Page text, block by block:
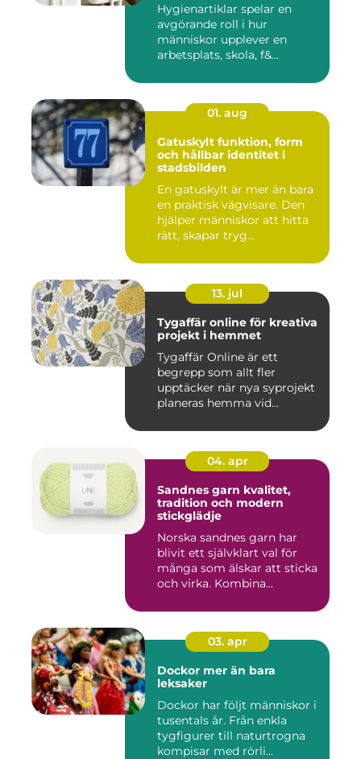
Hygienartiklar spelar en
avgörande roll i hur
människor upplever en
arbetsplats, skola, f&...
01. aug
Gatuskylt funktion, form
och hållbar identitet i
stadsbilden
En gatuskylt är mer än bara
en praktisk vägvisare. Den
hjälper människor att hitta
rätt, skapar tryg...
13. jul
Tygaffär online för kreativa
projekt i hemmet
Tygaffär Online är ett
begrepp som allt fler
upptäcker när nya syprojekt
planeras hemma vid
04. apr
Sandnes garn kvalitet,
tradition och modern
stickglädje
Norska sandnes garn har
blivit ett självklart val för
många som älskar att sticka
och virka. Kombina...
03. apr
Dockor mer än bara
leksaker
Dockor har följt människor i
tusentals år. Från enkla
tygfigurer till naturtrogna
kompisar med rörli...